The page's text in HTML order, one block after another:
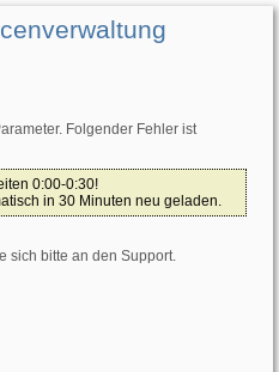
Folgender Fehler ist
0:00-0:30!
in 30 Minuten neu geladen.
sich bitte an den Support.